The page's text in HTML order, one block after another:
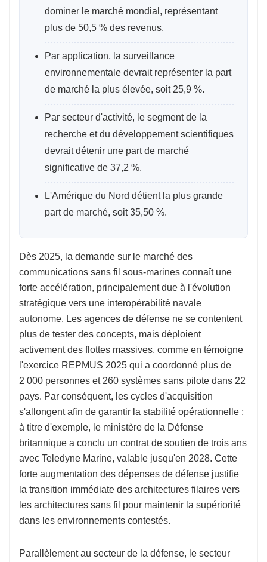
dominer le marché mondial, représentant
plus de 50,5 % des revenus.
Par application, la surveillance
environnementale devrait représenter la part
de marché la plus élevée, soit 25,9 %.
Par secteur d'activité, le segment de la
recherche et du développement scientifiques
devrait détenir une part de marché
significative de 37,2 %.
L'Amérique du Nord détient la plus grande
part de marché, soit 35,50 %.
Dès 2025, la demande sur le marché des
communications sans fil sous-marines connaît une
forte accélération, principalement due à l'évolution
stratégique vers une interopérabilité navale
autonome. Les agences de défense ne se contentent
plus de tester des concepts, mais déploient
activement des flottes massives, comme en témoigne
l'exercice REPMUS 2025 qui a coordonné plus de
2 000 personnes et 260 systèmes sans pilote dans 22
pays. Par conséquent, les cycles d'acquisition
s'allongent afin de garantir la stabilité opérationnelle ;
à titre d'exemple, le ministère de la Défense
britannique a conclu un contrat de soutien de trois ans
avec Teledyne Marine, valable jusqu'en 2028. Cette
forte augmentation des dépenses de défense justifie
la transition immédiate des architectures filaires vers
les architectures sans fil pour maintenir la supériorité
dans les environnements contestés.
Parallèlement au secteur de la défense, le secteur